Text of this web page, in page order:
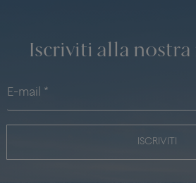
Iscriviti alla nostra
ISCRIVITI